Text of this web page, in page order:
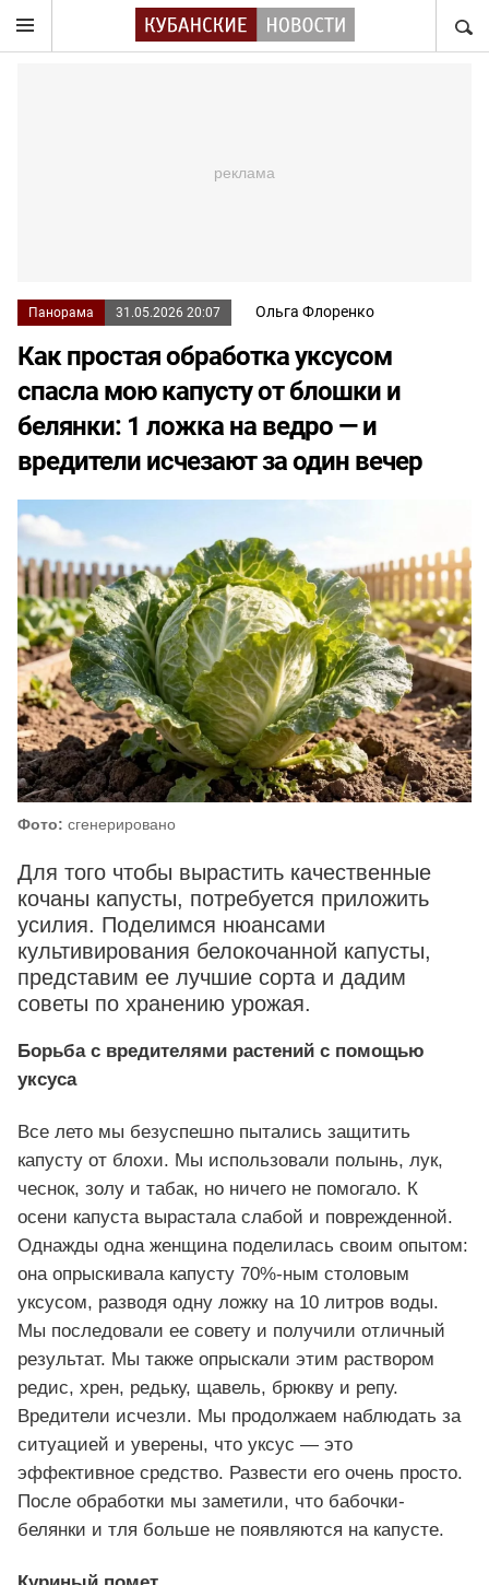
Панорама 31.05.2026 20:07 Ольга Флоренко
Как простая обработка уксусом
спасла мою капусту от блошки и
белянки: 1 ложка на ведро — и
вредители исчезают за один вечер
Фото: сгенерировано
Для того чтобы вырастить качественные
кочаны капусты, потребуется приложить
усилия. Поделимся нюансами
культивирования белокочанной капусты,
представим ее лучшие сорта и дадим
советы по хранению урожая.
Борьба с вредителями растений с помощью
уксуса
Все лето мы безуспешно пытались защитить
капусту от блохи. Мы использовали полынь, лук,
чеснок, золу и табак, но ничего не помогало. К
осени капуста вырастала слабой и поврежденной.
Однажды одна женщина поделилась своим опытом:
она опрыскивала капусту 70%-ным столовым
уксусом, разводя одну ложку на 10 литров воды.
Мы последовали ее совету и получили отличный
результат. Мы также опрыскали этим раствором
редис, хрен, редьку, щавель, брюкву и репу.
Вредители исчезли. Мы продолжаем наблюдать за
ситуацией и уверены, что уксус — это
эффективное средство. Развести его очень просто.
После обработки мы заметили, что бабочки-
белянки и тля больше не появляются на капусте.